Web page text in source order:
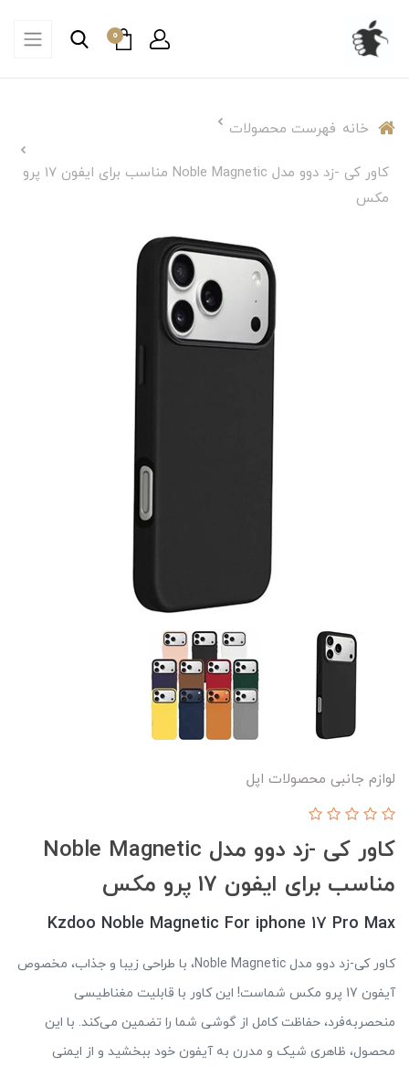
0
خانه فهرست محصولات
کاور کی -زد دوو مدل Noble Magnetic مناسب برای ایفون 17 پرو
مکس
لوازم جانبی محصولات اپل
کاور کی -زد دوو مدل Noble Magnetic
مناسب برای ایفون 17 پرو مکس
Kzdoo Noble Magnetic For iphone 17 Pro Max
کاور کی-زد دوو مدل Noble Magnetic، با طراحی زیبا و جذاب، مخصوص
آیفون 17 پرو مکس شماست! این کاور با قابلیت مغناطیسی
منحصربه‌فرد، حفاظت کامل از گوشی شما را تضمین می‌کند. با این
محصول، ظاهری شیک و مدرن به آیفون خود ببخشید و از ایمنی